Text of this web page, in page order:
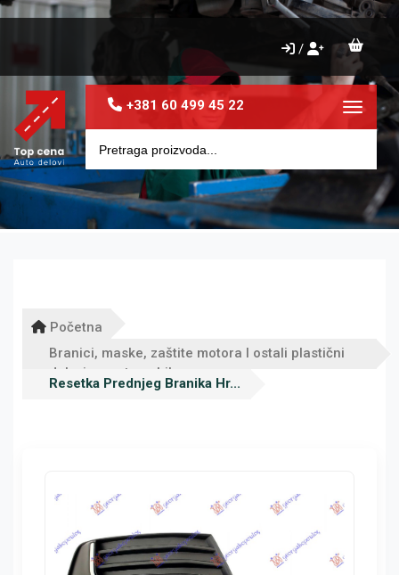
/
+381 60 499 45 22 Toggle
Početna
Branici, maske, zaštite motora I ostali plastični
delovi za automobile
Resetka Prednjeg Branika Hr...